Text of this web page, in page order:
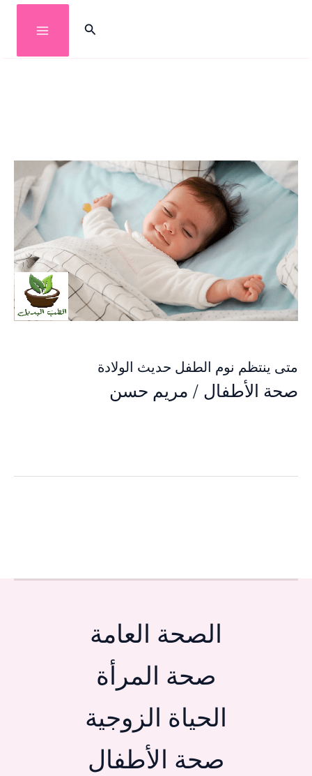
البحث
متى ينتظم نوم الطفل حديث الولادة
صحة الأطفال / مريم حسن
الصحة العامة
صحة المرأة
الحياة الزوجية
صحة الأطفال